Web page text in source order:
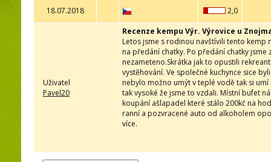
18.07.2018 2,0
Uživatel
Pavel20
Recenze kempu Výr. Výrovice u
Letos jsme s rodinou navštívili tento
na předání chatky. Po předání chatky
nezameteno.Skrátka jak to opustili
vystěhování. Ve společné kuchynce sice
nebylo možno umýt v teplé vodě tak si
tak vysoké že jsme to vzdali. Místní bufet
koupání ašlapadel které stálo 200kč na
ranní a pozvracené auto od alkoholem
více.